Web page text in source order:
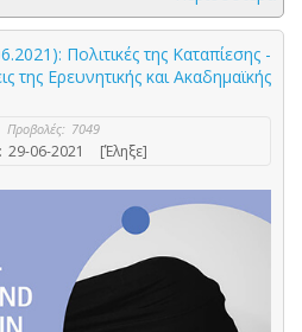
Πολιτικές της Καταπίεσης -
της Ερευνητικής και Ακαδημαϊκής
Προβολές: 7049
29-06-2021 [Έληξε]